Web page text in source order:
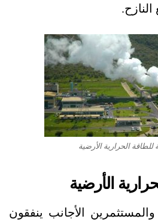
الحرارية الأرضية
الأرضية
الأجانب ينفقون